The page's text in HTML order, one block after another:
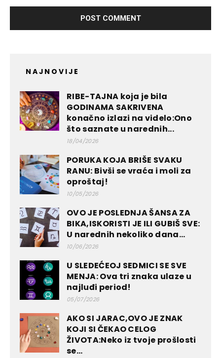
NAJNOVIJE
RIBE-TAJNA koja je bila
GODINAMA SAKRIVENA
konačno izlazi na videlo:Ono
što saznate u narednih...
18/04/2026
PORUKA KOJA BRIŠE SVAKU
RANU: Bivši se vraća i moli za
oproštaj!
10/05/2026
OVO JE POSLEDNJA ŠANSA ZA
BIKA,ISKORISTI JE ILI GUBIŠ SVE:
U narednih nekoliko dana...
10/06/2026
U SLEDEĆEOJ SEDMICI SE SVE
MENJA: Ova tri znaka ulaze u
najluđi period!
05/07/2026
AKO SI JARAC,OVO JE ZNAK
KOJI SI ČEKAO CELOG
ŽIVOTA:Neko iz tvoje prošlosti
se...